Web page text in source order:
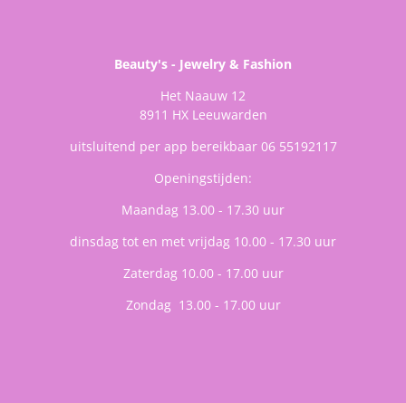
Beauty's - Jewelry & Fashion
Het Naauw 12
8911 HX Leeuwarden
uitsluitend per app bereikbaar 06 55192117
Openingstijden:
Maandag 13.00 - 17.30 uur
dinsdag tot en met vrijdag 10.00 - 17.30 uur
Zaterdag 10.00 - 17.00 uur
Zondag 13.00 - 17.00 uur